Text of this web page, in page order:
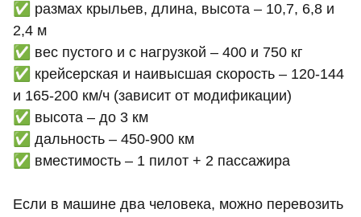
✅ размах крыльев, длина, высота – 10,7, 6,8 и
2,4 м
✅ вес пустого и с нагрузкой – 400 и 750 кг
✅ крейсерская и наивысшая скорость – 120-144
и 165-200 км/ч (зависит от модификации)
✅ высота – до 3 км
✅ дальность – 450-900 км
✅ вместимость – 1 пилот + 2 пассажира
Если в машине два человека, можно перевозить